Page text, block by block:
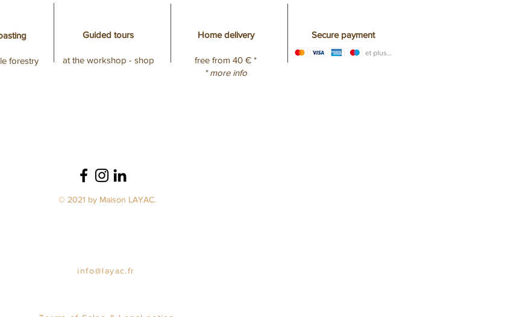
forestry
Guided tours
at the workshop - shop
Home delivery
free from 40 € *
* more info
Secure payment
© 2021 by Maison LAYAC.
info@layac.fr